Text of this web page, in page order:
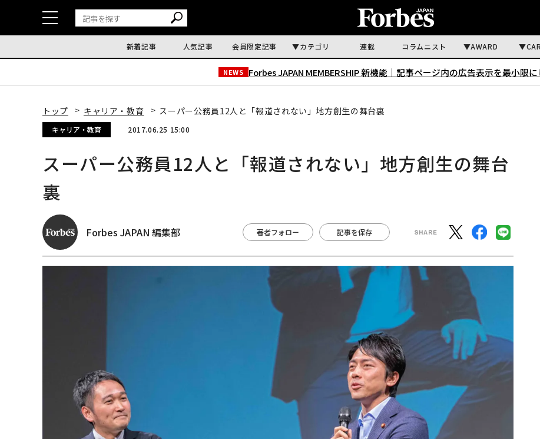
新着記事 人気記事 会員限定記事 カテゴリ 連載 コラムニスト AWARD
NEWS Forbes JAPAN MEMBERSHIP 新機能｜ 記事ページ内の広告表示を最小限
トップ キャリア・教育 スーパー公務員12人と「報道されない」地方創生の舞台裏
キャリア・教育 2017.06.25 15:00
スーパー公務員12人と「報道されない」地方創生の舞台
裏
Forbes JAPAN 編集部 著者フォロー 記事を保存